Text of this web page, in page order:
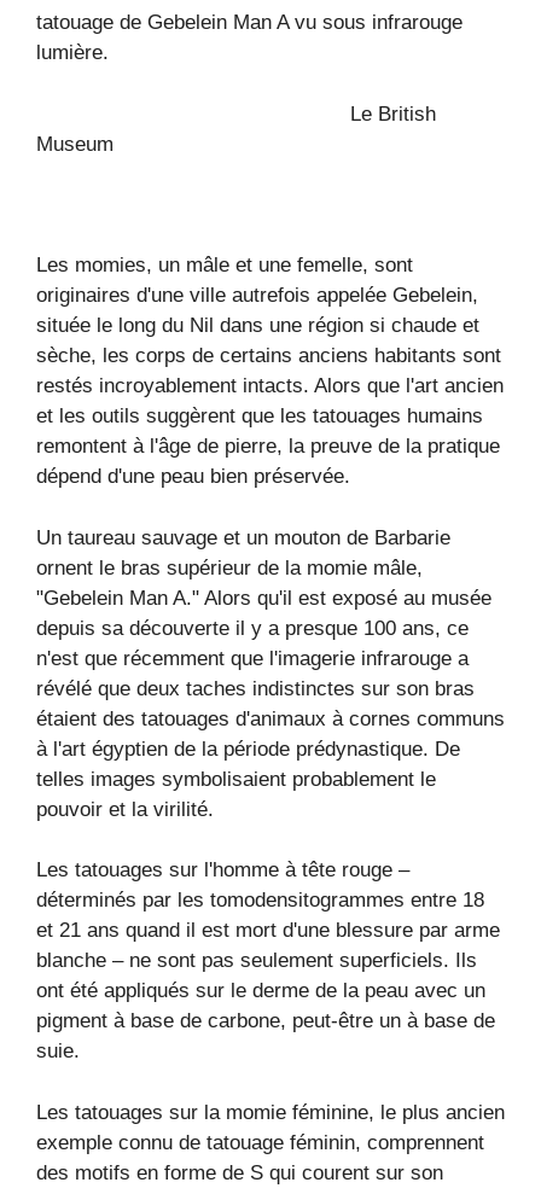
tatouage de Gebelein Man A vu sous infrarouge
lumière.
Le British
Museum
Les momies, un mâle et une femelle, sont
originaires d'une ville autrefois appelée Gebelein,
située le long du Nil dans une région si chaude et
sèche, les corps de certains anciens habitants sont
restés incroyablement intacts. Alors que l'art ancien
et les outils suggèrent que les tatouages ​​humains
remontent à l'âge de pierre, la preuve de la pratique
dépend d'une peau bien préservée.
Un taureau sauvage et un mouton de Barbarie
ornent le bras supérieur de la momie mâle,
"Gebelein Man A." Alors qu'il est exposé au musée
depuis sa découverte il y a presque 100 ans, ce
n'est que récemment que l'imagerie infrarouge a
révélé que deux taches indistinctes sur son bras
étaient des tatouages ​​d'animaux à cornes communs
à l'art égyptien de la période prédynastique. De
telles images symbolisaient probablement le
pouvoir et la virilité.
Les tatouages ​​sur l'homme à tête rouge –
déterminés par les tomodensitogrammes entre 18
et 21 ans quand il est mort d'une blessure par arme
blanche – ne sont pas seulement superficiels. Ils
ont été appliqués sur le derme de la peau avec un
pigment à base de carbone, peut-être un à base de
suie.
Les tatouages ​​sur la momie féminine, le plus ancien
exemple connu de tatouage féminin, comprennent
des motifs en forme de S qui courent sur son